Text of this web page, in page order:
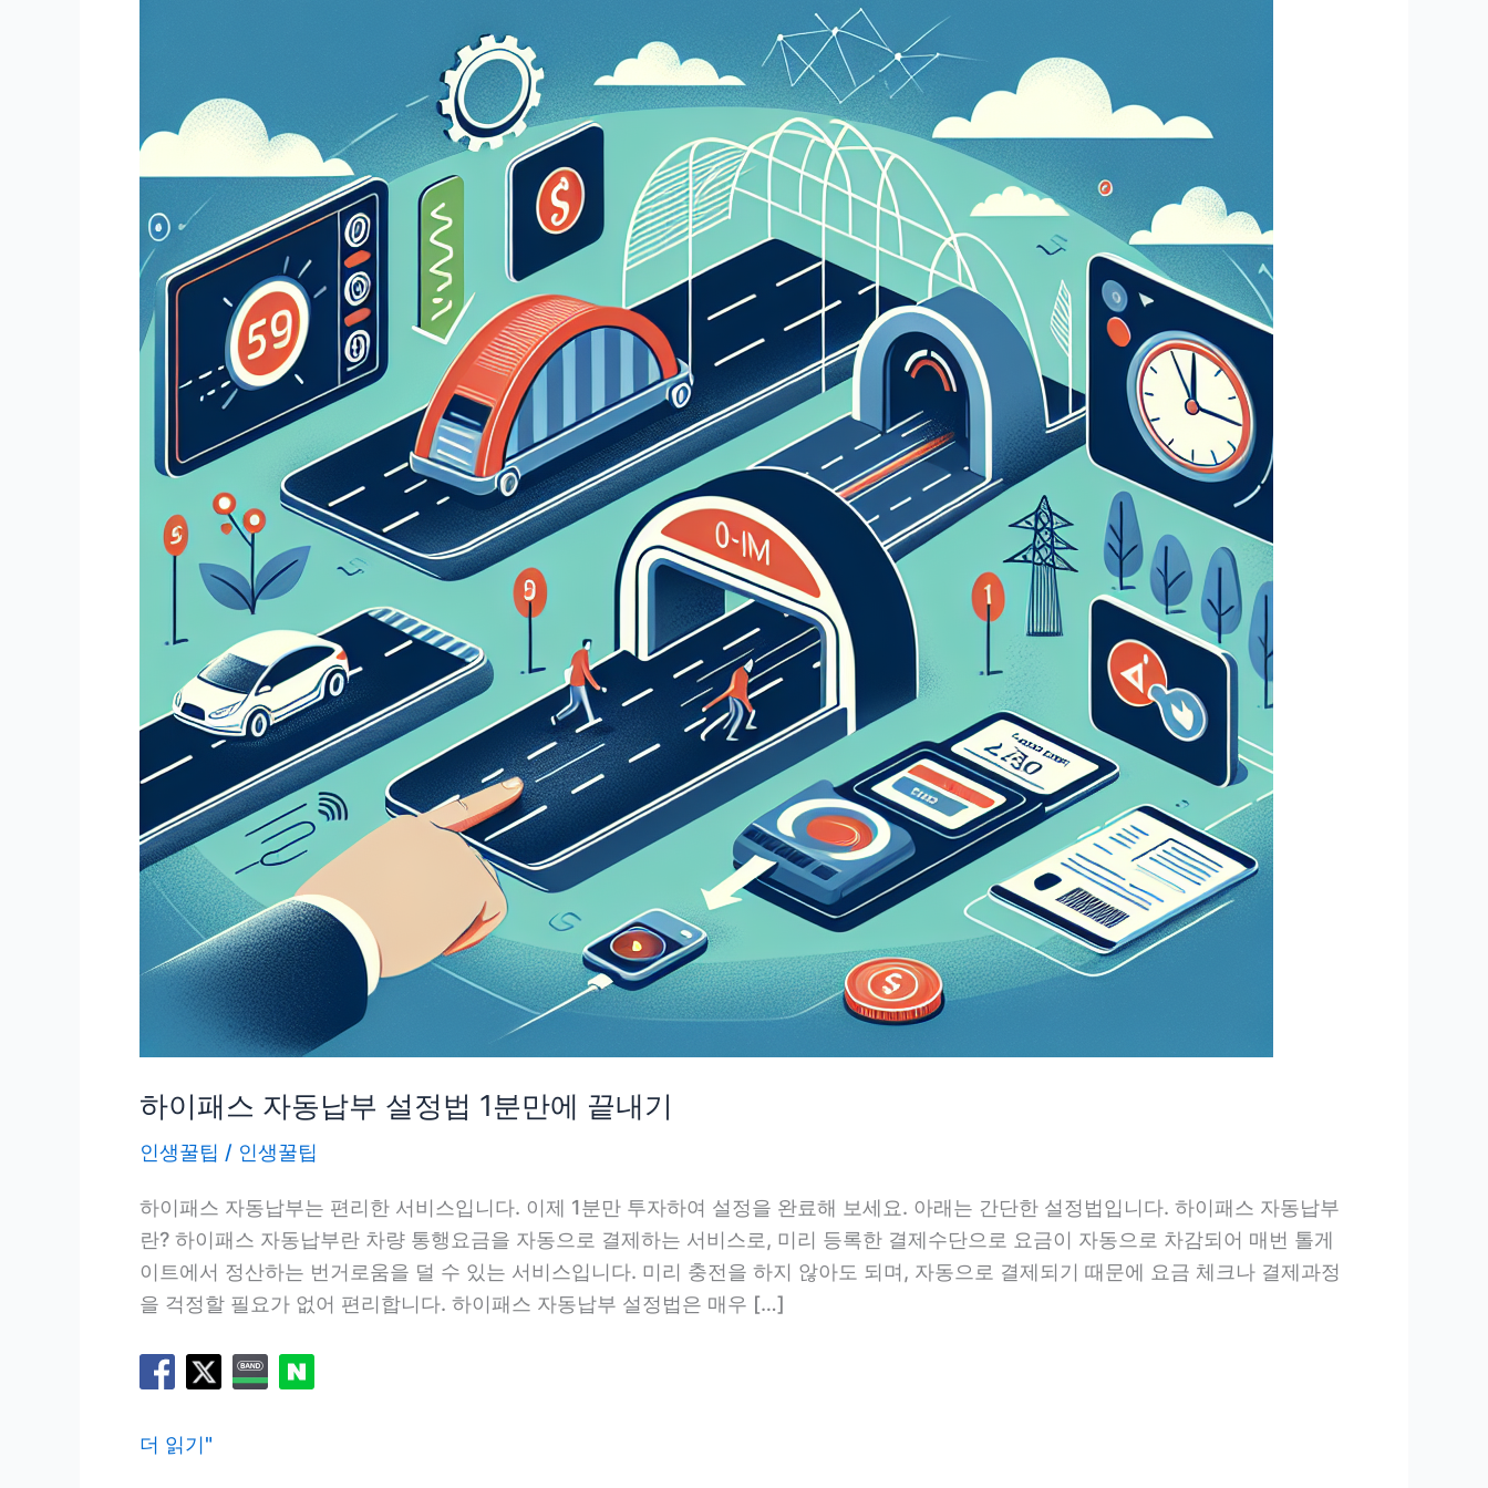
하이패스 자동납부 설정법 1분만에 끝내기
인생꿀팁 / 인생꿀팁
하이패스 자동납부는 편리한 서비스입니다. 이제 1분만 투자하여 설정을 완료해 보세요. 아래는 간단한 설정법입니다. 하이패스 자동납부
란? 하이패스 자동납부란 차량 통행요금을 자동으로 결제하는 서비스로, 미리 등록한 결제수단으로 요금이 자동으로 차감되어 매번 톨게
이트에서 정산하는 번거로움을 덜 수 있는 서비스입니다. 미리 충전을 하지 않아도 되며, 자동으로 결제되기 때문에 요금 체크나 결제과정
을 걱정할 필요가 없어 편리합니다. 하이패스 자동납부 설정법은 매우 […]
하
더 읽기"